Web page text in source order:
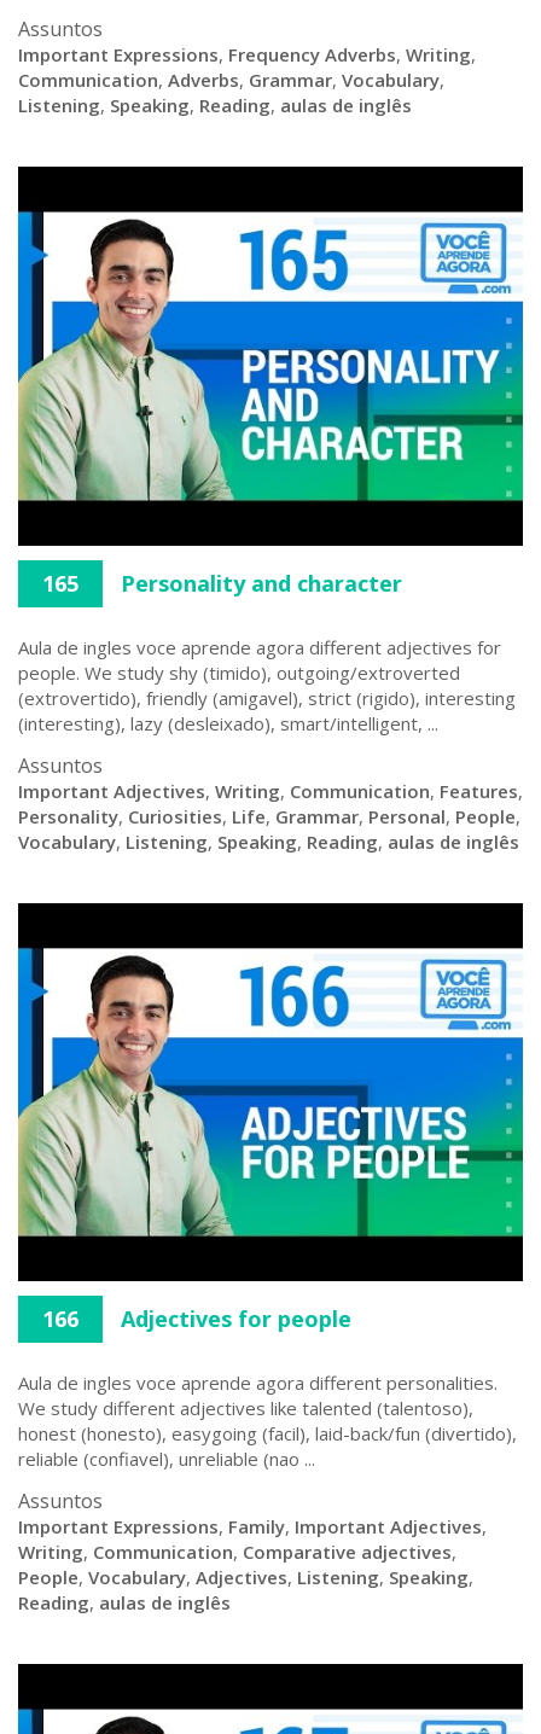
Assuntos
Important Expressions, Frequency Adverbs, Writing,
Communication, Adverbs, Grammar, Vocabulary,
Listening, Speaking, Reading, aulas de inglês
165 Personality and character
Aula de ingles voce aprende agora different adjectives for
people. We study shy (timido), outgoing/extroverted
(extrovertido), friendly (amigavel), strict (rigido), interesting
(interesting), lazy (desleixado), smart/intelligent, ...
Assuntos
Important Adjectives, Writing, Communication, Features,
Personality, Curiosities, Life, Grammar, Personal, People,
Vocabulary, Listening, Speaking, Reading, aulas de inglês
166 Adjectives for people
Aula de ingles voce aprende agora different personalities.
We study different adjectives like talented (talentoso),
honest (honesto), easygoing (facil), laid-back/fun (divertido),
reliable (confiavel), unreliable (nao ...
Assuntos
Important Expressions, Family, Important Adjectives,
Writing, Communication, Comparative adjectives,
People, Vocabulary, Adjectives, Listening, Speaking,
Reading, aulas de inglês